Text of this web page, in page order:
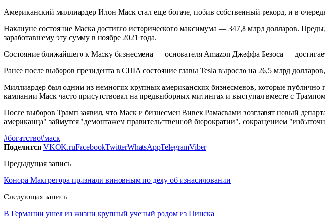
Американский миллиардер Илон Маск стал еще богаче, побив собственный рекорд, и в
Накануне состояние Маска достигло исторического максимума — 347,8 млрд долларов.
заработавшему эту сумму в ноябре 2021 года.
Состояние ближайшего к Маску бизнесмена — основателя Amazon Джеффа Безоса —
Ранее после выборов президента в США состояние главы Tesla выросло на 26,5 млрд
Миллиардер был одним из немногих крупных американских бизнесменов, которые публично
кампании Маск часто присутствовал на предвыборных митингах и выступал вместе с
После выборов Трамп заявил, что Маск и бизнесмен Вивек Рамасвами возглавят новый
американца" займутся "демонтажем правительственной бюрократии", сокращением
#богатство#маск
Поделится VKOK.ruFacebookTwitterWhatsAppTelegramViber
Предыдущая запись
Конора Макгрегора признали виновным по делу об изнасиловании
Следующая запись
В Германии ушел из жизни крупный ученый родом из Пинска